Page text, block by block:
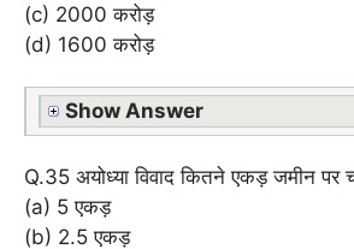
(c) 2000 करोड़
(d) 1600 करोड़
Show Answer
Q.35 अयोध्या विवाद कितने एकड़ जमीन पर
(a) 5 एकड़
(b) 2.5 एकड़